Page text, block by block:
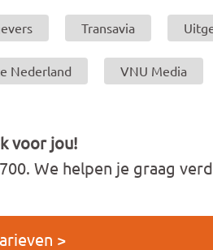
Transavia
Nederland VNU Media
voor jou!
We helpen je graag
>